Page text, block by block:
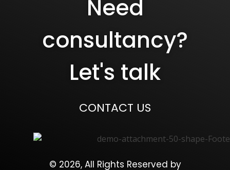
Need
consultancy?
Let's talk
CONTACT US
© 2026, All Rights Reserved by